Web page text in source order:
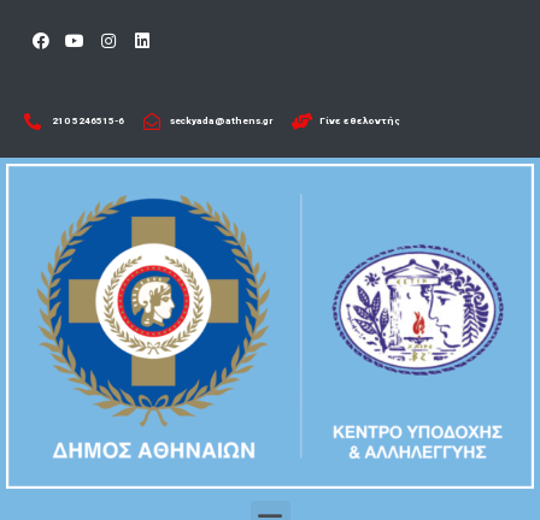
210 5246515-6​ seckyada@athens.gr Γίνε εθελοντής